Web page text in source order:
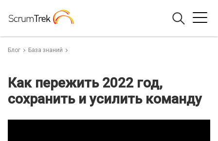
Блог База знаний
Как пережить 2022 год,
сохранить и усилить команду